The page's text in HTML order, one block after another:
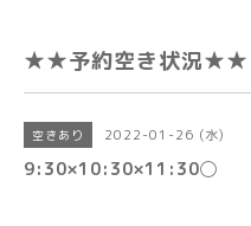
★★予約空き状況★★
空きあり 2022-01-26 (水)
9:30×10:30×11:30◯